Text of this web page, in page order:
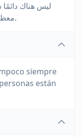
ليس هناك
معظم الناس يقعون في مكان ما بين الاثنين.
siempre
están